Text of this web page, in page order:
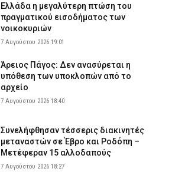
Ελλάδα η μεγαλύτερη πτώση του
πραγματικού εισοδήματος των
νοικοκυριών
7 Αυγούστου 2026 19:01
Άρειος Πάγος: Δεν ανασύρεται η
υπόθεση των υποκλοπών από το
αρχείο
7 Αυγούστου 2026 18:40
Συνελήφθησαν τέσσερις διακινητές
μεταναστών σε Έβρο και Ροδόπη –
Μετέφεραν 15 αλλοδαπούς
7 Αυγούστου 2026 18:27